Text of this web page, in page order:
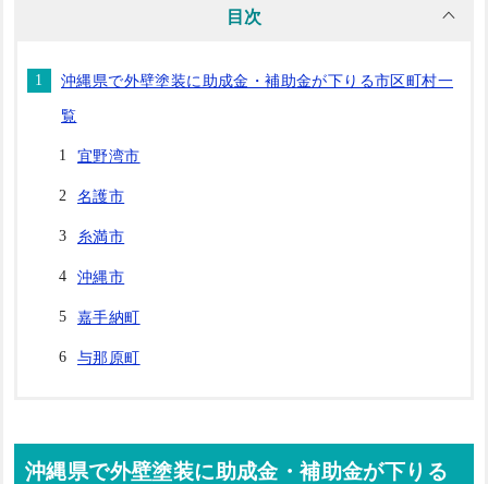
目次
沖縄県で外壁塗装に助成金・補助金が下りる市区町村一
覧
宜野湾市
名護市
糸満市
沖縄市
嘉手納町
与那原町
沖縄県で外壁塗装に助成金・補助金が下りる